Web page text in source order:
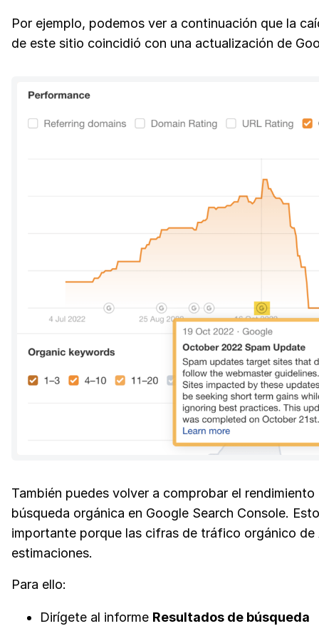
Por ejemplo, podemos ver a continuación que la
de este sitio coincidió con una actualización de
También puedes volver a comprobar el rendimiento
búsqueda orgánica en Google Search Console.
importante porque las cifras de tráfico orgánico de
estimaciones.
Para ello:
Dirígete al informe Resultados de búsqueda